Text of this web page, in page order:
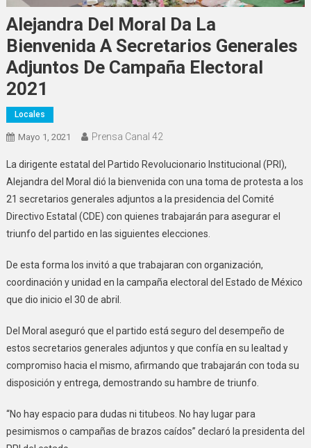
Alejandra Del Moral Da La
Bienvenida A Secretarios Generales
Adjuntos De Campaña Electoral
2021
Locales
Mayo 1, 2021 Prensa Canal 42
La dirigente estatal del Partido Revolucionario Institucional (PRI),
Alejandra del Moral dió la bienvenida con una toma de protesta a los
21 secretarios generales adjuntos a la presidencia del Comité
Directivo Estatal (CDE) con quienes trabajarán para asegurar el
triunfo del partido en las siguientes elecciones.
De esta forma los invitó a que trabajaran con organización,
coordinación y unidad en la campaña electoral del Estado de México
que dio inicio el 30 de abril.
Del Moral aseguró que el partido está seguro del desempeño de
estos secretarios generales adjuntos y que confía en su lealtad y
compromiso hacia el mismo, afirmando que trabajarán con toda su
disposición y entrega, demostrando su hambre de triunfo.
“No hay espacio para dudas ni titubeos. No hay lugar para
pesimismos o campañas de brazos caídos” declaró la presidenta del